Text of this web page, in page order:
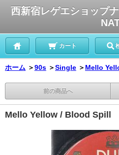
西新宿レゲエショップ
カート
ホーム ＞90s ＞Single ＞ Mello
前の商品へ
Mello Yellow / Blood Spill